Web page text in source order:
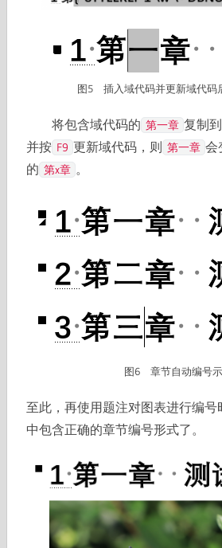
图5 插入域代码并更新域代码
将包含域代码的 第一章 复制
并按 F9 更新域代码，则 第一章 会
的 第x章 。
图6 章节自动编号
至此，再使用题注对图表进行编
中包含正确的章节编号形式了。